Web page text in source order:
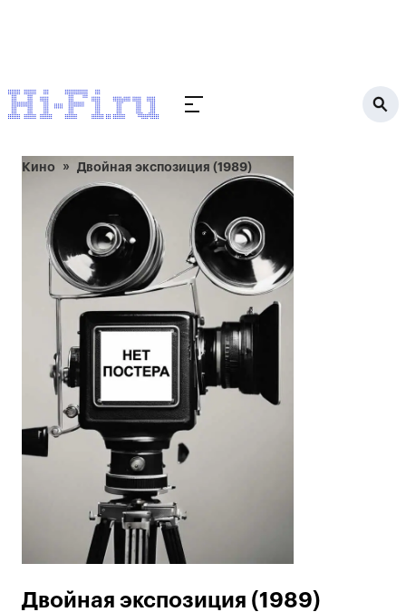
Кино Двойная экспозиция (1989)
Двойная экспозиция (1989)